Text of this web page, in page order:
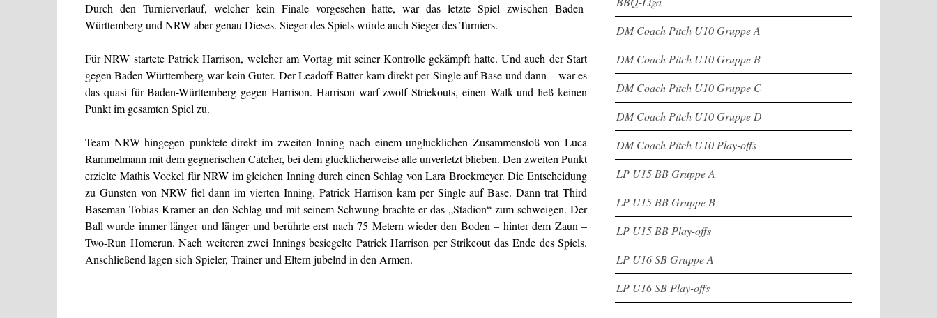
Durch den Turnierverlauf, welcher kein Finale vorgesehen hatte, war das letzte Spiel zwischen Baden-
Württemberg und NRW aber genau Dieses. Sieger des Spiels würde auch Sieger des Turniers.
Für NRW startete Patrick Harrison, welcher am Vortag mit seiner Kontrolle gekämpft hatte. Und auch der Start
gegen Baden-Württemberg war kein Guter. Der Leadoff Batter kam direkt per Single auf Base und dann – war es
das quasi für Baden-Württemberg gegen Harrison. Harrison warf zwölf Striekouts, einen Walk und ließ keinen
Punkt im gesamten Spiel zu.
Team NRW hingegen punktete direkt im zweiten Inning nach einem unglücklichen Zusammenstoß von Luca
Rammelmann mit dem gegnerischen Catcher, bei dem glücklicherweise alle unverletzt blieben. Den zweiten Punkt
erzielte Mathis Vockel für NRW im gleichen Inning durch einen Schlag von Lara Brockmeyer. Die Entscheidung
zu Gunsten von NRW fiel dann im vierten Inning. Patrick Harrison kam per Single auf Base. Dann trat Third
Baseman Tobias Kramer an den Schlag und mit seinem Schwung brachte er das „Stadion“ zum schweigen. Der
Ball wurde immer länger und länger und berührte erst nach 75 Metern wieder den Boden – hinter dem Zaun –
Two-Run Homerun. Nach weiteren zwei Innings besiegelte Patrick Harrison per Strikeout das Ende des Spiels.
Anschließend lagen sich Spieler, Trainer und Eltern jubelnd in den Armen.
DM Coach Pitch U10 Gruppe A
DM Coach Pitch U10 Gruppe B
DM Coach Pitch U10 Gruppe C
DM Coach Pitch U10 Gruppe D
DM Coach Pitch U10 Play-offs
LP U15 BB Gruppe A
LP U15 BB Gruppe B
LP U15 BB Play-offs
LP U16 SB Gruppe A
LP U16 SB Play-offs